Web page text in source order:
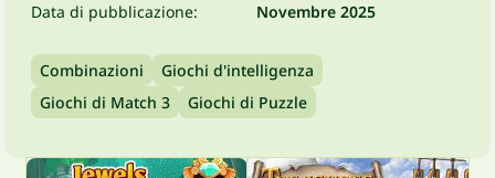
Data di pubblicazione:
Novembre 2025
Combinazioni
Giochi d'intelligenza
Giochi di Match 3
Giochi di Puzzle